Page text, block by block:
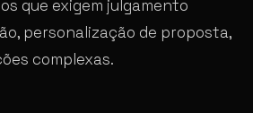
que exigem julgamento
personalização de proposta,
complexas.